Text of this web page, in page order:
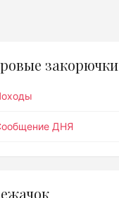
закорючки
ДНЯ